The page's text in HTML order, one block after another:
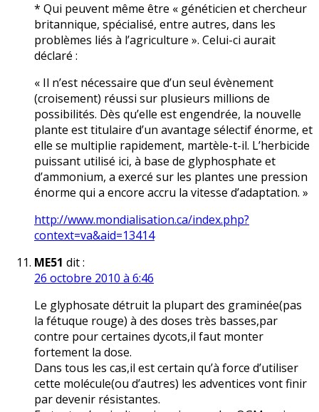
* Qui peuvent même être « généticien et chercheur
britannique, spécialisé, entre autres, dans les
problèmes liés à l’agriculture ». Celui-ci aurait
déclaré :
« Il n’est nécessaire que d’un seul évènement
(croisement) réussi sur plusieurs millions de
possibilités. Dès qu’elle est engendrée, la nouvelle
plante est titulaire d’un avantage sélectif énorme, et
elle se multiplie rapidement, martèle-t-il. L’herbicide
puissant utilisé ici, à base de glyphosphate et
d’ammonium, a exercé sur les plantes une pression
énorme qui a encore accru la vitesse d’adaptation. »
http://www.mondialisation.ca/index.php?
context=va&aid=13414
ME51 dit :
26 octobre 2010 à 6:46
Le glyphosate détruit la plupart des graminée(pas
la fétuque rouge) à des doses très basses,par
contre pour certaines dycots,il faut monter
fortement la dose.
Dans tous les cas,il est certain qu’à force d’utiliser
cette molécule(ou d’autres) les adventices vont finir
par devenir résistantes.